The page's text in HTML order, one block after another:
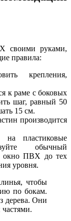
своими руками,
правила:
крепления,
к раме с боковых
шаг, равный 50
15 см.
производится
на пластиковые
обычный
окно ПВХ до тех
уровня.
чтобы
по бокам.
дерева. Они